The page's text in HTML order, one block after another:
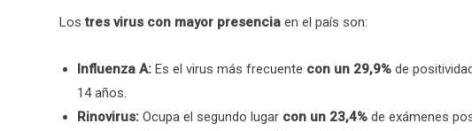
Lostres virus con mayor presencia en el país son:
Influenza A: Es el virus más frecuente con un 29,9% de
14 años.
Rinovirus: Ocupa el segundo lugar con un 23,4% de exámenes